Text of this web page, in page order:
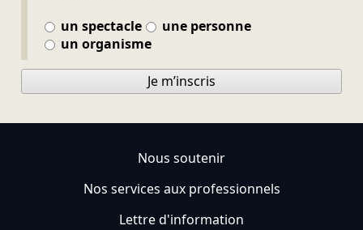
un spectacle
une personne
un organisme
Je m’inscris
Nous soutenir
Nos services aux professionnels
Lettre d'information